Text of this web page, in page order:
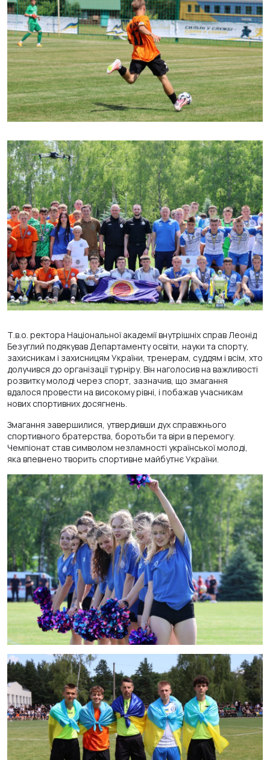
Т.в.о. ректора Національної академії внутрішніх справ Леонід
Безуглий подякував Департаменту освіти, науки та спорту,
захисникам і захисницям України, тренерам, суддям і всім, хто
долучився до організації турніру. Він наголосив на важливості
розвитку молоді через спорт, зазначив, що змагання
вдалося провести на високому рівні, і побажав учасникам
нових спортивних досягнень.
Змагання завершилися, утвердивши дух справжнього
спортивного братерства, боротьби та віри в перемогу.
Чемпіонат став символом незламності української молоді,
яка впевнено творить спортивне майбутнє України.